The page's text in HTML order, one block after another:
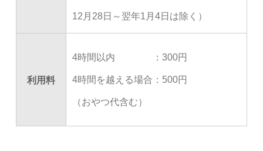
12月28日～翌年1月4日は除く）
利用料
4時間以内 ：300円
4時間を越える場合：500円
（おやつ代含む）